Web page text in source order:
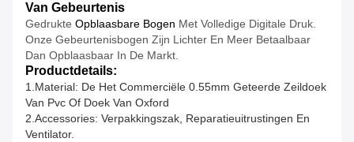
Van Gebeurtenis
Gedrukte Opblaasbare Bogen Met Volledige Digitale Druk.
Onze Gebeurtenisbogen Zijn Lichter En Meer Betaalbaar
Dan Opblaasbaar In De Markt.
Productdetails:
1.Material: De Het Commerciële 0.55mm Geteerde Zeildoek
Van Pvc Of Doek Van Oxford
2.Accessories: Verpakkingszak, Reparatieuitrustingen En
Ventilator.